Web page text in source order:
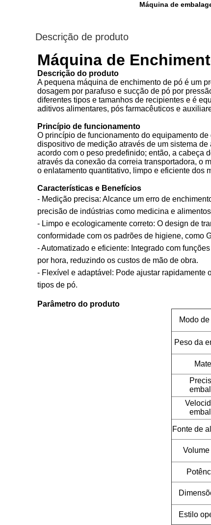
Máquina de
Descrição de produto
Máquina de
Descrição do produto
A pequena máquina de enchimento de pó é um
dosagem por parafuso e sucção de pó por
diferentes tipos e tamanhos de recipientes e é
aditivos alimentares, pós farmacêuticos e
Princípio de funcionamento
O princípio de funcionamento do equipamento
dispositivo de medição através de um sistema
acordo com o peso predefinido; então, a cabeça
através da conexão da correia transportadora, o
o enlatamento quantitativo, limpo e eficiente dos
Características e Benefícios
- Medição precisa: Alcance um erro de
precisão de indústrias como medicina e
- Limpo e ecologicamente correto: O design de
conformidade com os padrões de higiene, como
- Automatizado e eficiente: Integrado com
por hora, reduzindo os custos de mão de obra.
- Flexível e adaptável: Pode ajustar rapidamente
tipos de pó.
Parâmetro do produto
Modo
Peso da
Fonte de
Volume
Estilo